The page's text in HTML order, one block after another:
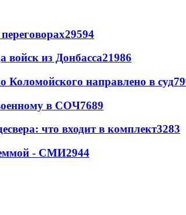
29594
войск из Донбасса21986
Коломойского направлено в суд
в СОЧ7689
что входит в комплект3283
- СМИ2944